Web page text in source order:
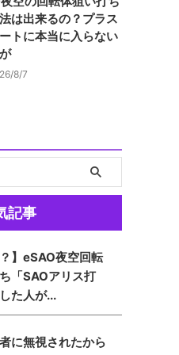
は出来るの？プラス
トに本当に入らない
8/7
記事
？】eSAO夜空回転
「SAOアリス打
た人が...
者に無視されたから